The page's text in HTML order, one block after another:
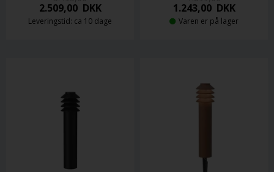
2.509,00DKK
Leveringstid: ca 10 dage
1.243,00DKK
Varen er på lager